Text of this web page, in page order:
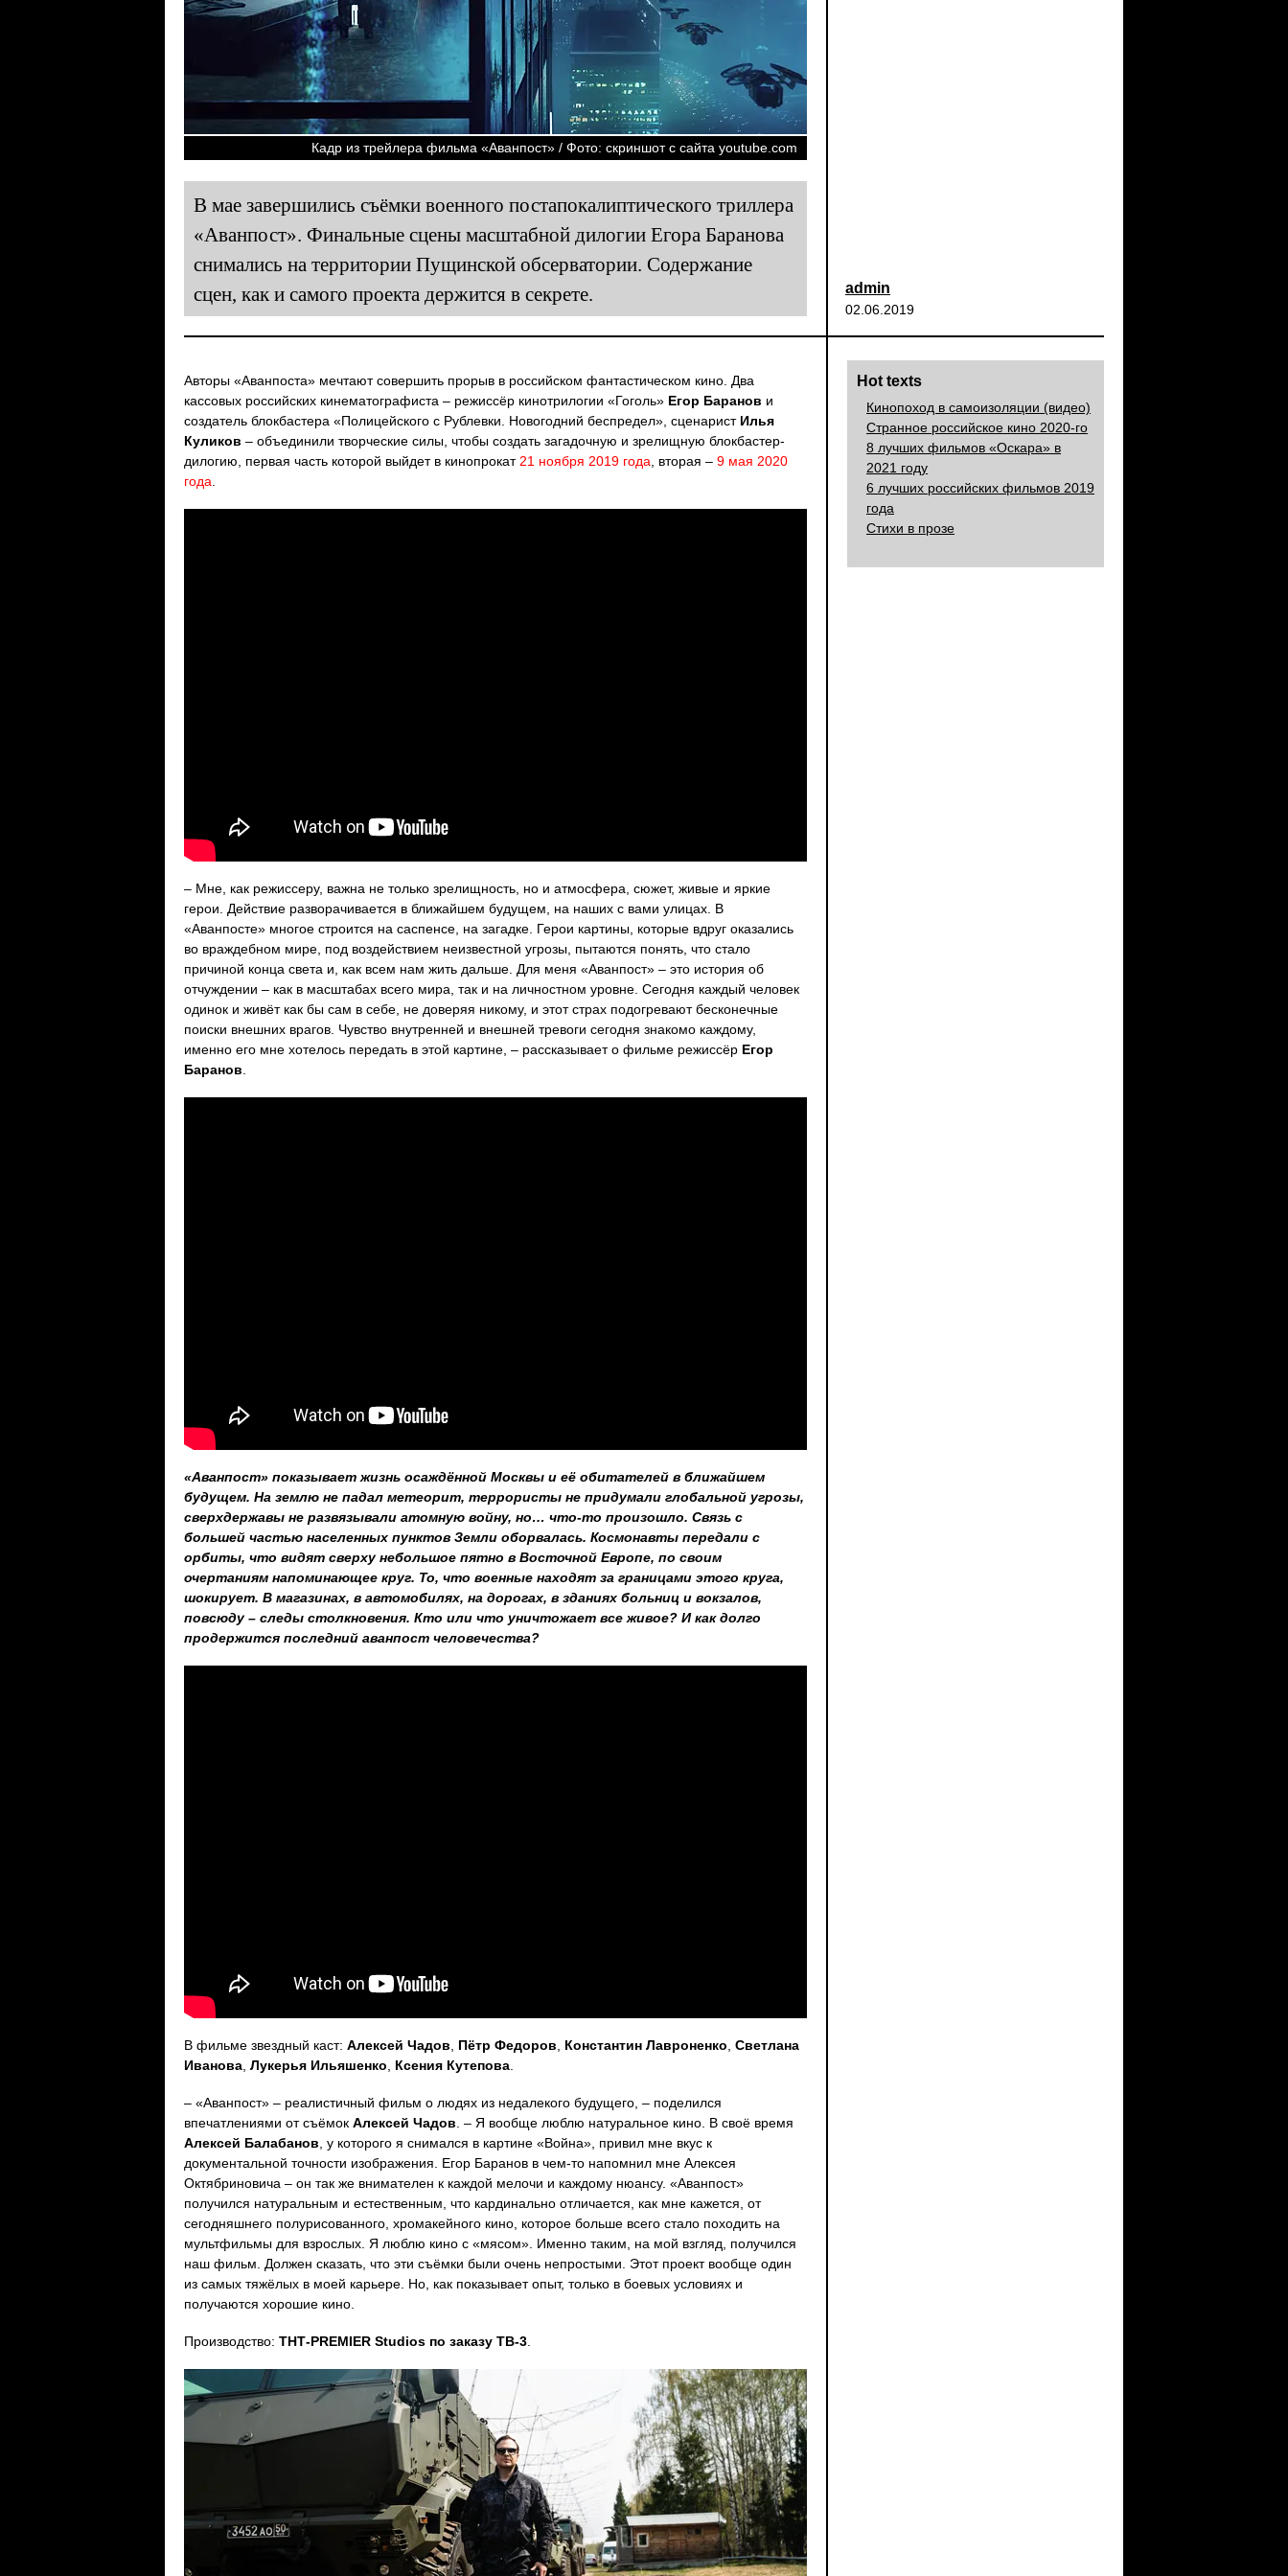
admin
02.06.2019
Кадр из трейлера фильма «Аванпост» / Фото: скриншот с сайта youtube.com
В мае завершились съёмки военного постапокалиптического триллера
«Аванпост». Финальные сцены масштабной дилогии Егора Баранова
снимались на территории Пущинской обсерватории. Содержание
сцен, как и самого проекта держится в секрете.
Авторы «Аванпоста» мечтают совершить прорыв в российском фантастическом кино. Два
кассовых российских кинематографиста – режиссёр кинотрилогии «Гоголь» Егор Баранов и
создатель блокбастера «Полицейского с Рублевки. Новогодний беспредел», сценарист Илья
Куликов – объединили творческие силы, чтобы создать загадочную и зрелищную блокбастер-
дилогию, первая часть которой выйдет в кинопрокат 21 ноября 2019 года , вторая – 9 мая 2020
года
– Мне, как режиссеру, важна не только зрелищность, но и атмосфера, сюжет, живые и яркие
герои. Действие разворачивается в ближайшем будущем, на наших с вами улицах. В
«Аванпосте» многое строится на саспенсе, на загадке. Герои картины, которые вдруг оказались
во враждебном мире, под воздействием неизвестной угрозы, пытаются понять, что стало
причиной конца света и, как всем нам жить дальше. Для меня «Аванпост» – это история об
отчуждении – как в масштабах всего мира, так и на личностном уровне. Сегодня каждый человек
одинок и живёт как бы сам в себе, не доверяя никому, и этот страх подогревают бесконечные
поиски внешних врагов. Чувство внутренней и внешней тревоги сегодня знакомо каждому,
именно его мне хотелось передать в этой картине, – рассказывает о фильме режиссёр Егор
Баранов
«Аванпост» показывает жизнь осаждённой Москвы и её обитателей в ближайшем
будущем. На землю не падал метеорит, террористы не придумали глобальной угрозы,
сверхдержавы не развязывали атомную войну, но… что-то произошло. Связь с
большей частью населенных пунктов Земли оборвалась. Космонавты передали с
орбиты, что видят сверху небольшое пятно в Восточной Европе, по своим
очертаниям напоминающее круг. То, что военные находят за границами этого круга,
шокирует. В магазинах, в автомобилях, на дорогах, в зданиях больниц и вокзалов,
повсюду – следы столкновения. Кто или что уничтожает все живое? И как долго
продержится последний аванпост человечества?
В фильме звездный каст: Алексей Чадов Пётр Федоров Константин Лавроненко Светлана
Иванова Лукерья Ильяшенко Ксения Кутепова
– «Аванпост» – реалистичный фильм о людях из недалекого будущего, – поделился
впечатлениями от съёмок Алексей Чадов . – Я вообще люблю натуральное кино. В своё время
Алексей Балабанов , у которого я снимался в картине «Война», привил мне вкус к
документальной точности изображения. Егор Баранов в чем-то напомнил мне Алексея
Октябриновича – он так же внимателен к каждой мелочи и каждому нюансу. «Аванпост»
получился натуральным и естественным, что кардинально отличается, как мне кажется, от
сегодняшнего полурисованного, хромакейного кино, которое больше всего стало походить на
мультфильмы для взрослых. Я люблю кино с «мясом». Именно таким, на мой взгляд, получился
наш фильм. Должен сказать, что эти съёмки были очень непростыми. Этот проект вообще один
из самых тяжёлых в моей карьере. Но, как показывает опыт, только в боевых условиях и
получаются хорошие кино.
Производство: ТНТ-PREMIER Studios по заказу ТВ-3
Hot texts
Кинопоход в самоизоляции (видео)
Странное российское кино 2020-го
8 лучших фильмов «Оскара» в
2021 году
6 лучших российских фильмов 2019
года
Стихи в прозе